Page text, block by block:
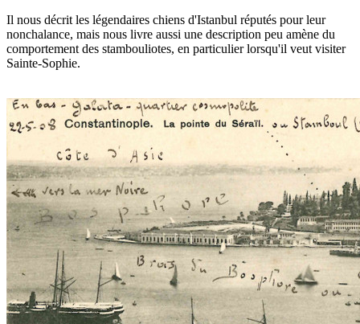
Il nous décrit les légendaires chiens d'Istanbul réputés pour leur
nonchalance, mais nous livre aussi une description peu amène du
comportement des stambouliotes, en particulier lorsqu'il veut visiter
Sainte-Sophie.